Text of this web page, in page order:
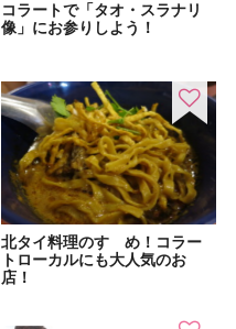
コラートで「タオ・スラナリ
像」にお参りしよう！
北タイ料理のすゝめ！コラー
トローカルにも大人気のお
店！